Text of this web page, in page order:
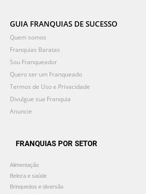
GUIA FRANQUIAS DE SUCESSO
Quem somos
Franquias Baratas
Sou Franqueador
Quero ser um Franqueado
Termos de Uso e Privacidade
Divulgue sua Franquia
Anuncie
FRANQUIAS POR SETOR
Alimentação
Beleza e saúde
Brinquedos e diversão